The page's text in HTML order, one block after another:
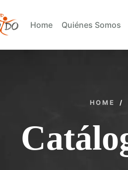
Home Quiénes Somos
HOME /